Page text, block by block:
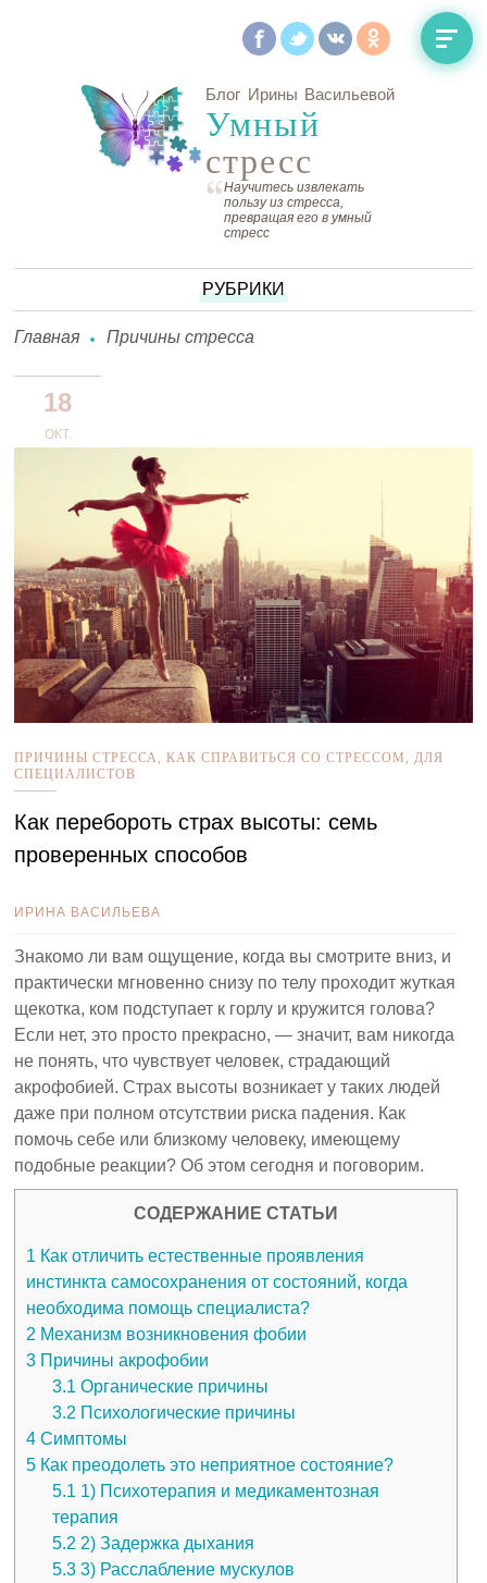
Блог Ирины Васильевой
Умный
стресс
Научитесь извлекать
пользу из стресса,
превращая его в умный
стресс
РУБРИКИ
Главная Причины стресса
18
ОКТ.
ПРИЧИНЫ СТРЕССА, КАК СПРАВИТЬСЯ СО СТРЕССОМ , ДЛЯ
СПЕЦИАЛИСТОВ
Как перебороть страх высоты: семь
проверенных способов
ИРИНА ВАСИЛЬЕВА
Знакомо ли вам ощущение, когда вы смотрите вниз, и
практически мгновенно снизу по телу проходит жуткая
щекотка, ком подступает к горлу и кружится голова?
Если нет, это просто прекрасно, — значит, вам никогда
не понять, что чувствует человек, страдающий
акрофобией. Страх высоты возникает у таких людей
даже при полном отсутствии риска падения. Как
помочь себе или близкому человеку, имеющему
подобные реакции? Об этом сегодня и поговорим.
СОДЕРЖАНИЕ СТАТЬИ
1 Как отличить естественные проявления
инстинкта самосохранения от состояний, когда
необходима помощь специалиста?
2 Механизм возникновения фобии
3 Причины акрофобии
3.1 Органические причины
3.2 Психологические причины
4 Симптомы
5 Как преодолеть это неприятное состояние?
5.1 1) Психотерапия и медикаментозная
терапия
5.2 2) Задержка дыхания
5.3 3) Расслабление мускулов